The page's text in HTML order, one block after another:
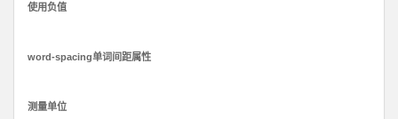
使用负值
word-spacing单词间距属性
测量单位